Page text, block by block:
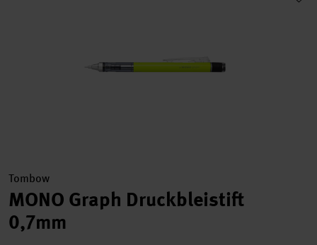
Tombow
MONO Graph Druckbleistift
0,7mm